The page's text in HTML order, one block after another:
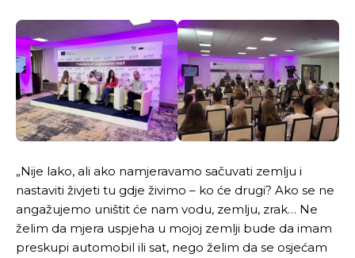
„Nije lako, ali ako namjeravamo sačuvati zemlju i
nastaviti živjeti tu gdje živimo – ko će drugi? Ako se ne
angažujemo uništit će nam vodu, zemlju, zrak… Ne
želim da mjera uspjeha u mojoj zemlji bude da imam
preskupi automobil ili sat, nego želim da se osjećam